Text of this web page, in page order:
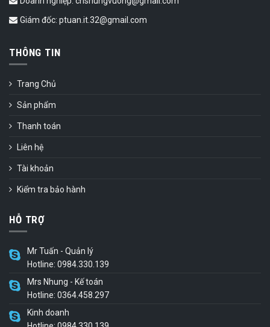
Giám đốc: ptuan.it.32@gmail.com
THÔNG TIN
Trang Chủ
Sản phẩm
Thanh toán
Liên hệ
Tài khoản
Kiểm tra bảo hành
HỖ TRỢ
Mr Tuấn - Quản lý
Hotline: 0984.330.139
Mrs Nhung - Kế toán
Hotline: 0364.458.297
Kinh doanh